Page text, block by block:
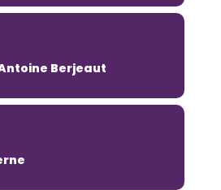
Berjeaut